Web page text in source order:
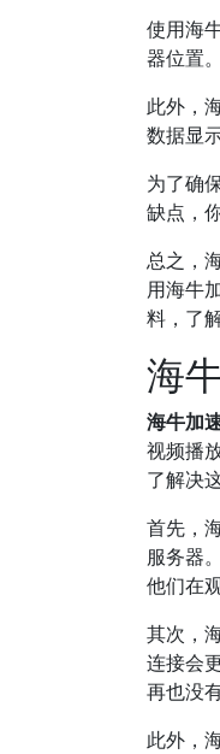
使用海
器位置
此外，
数据显
为了确
缺点，
总之，
用海牛
料，了
海
海牛加
视频播
了解决
首先，
服务器
他们在
其次，
连接会
再也没
此外，